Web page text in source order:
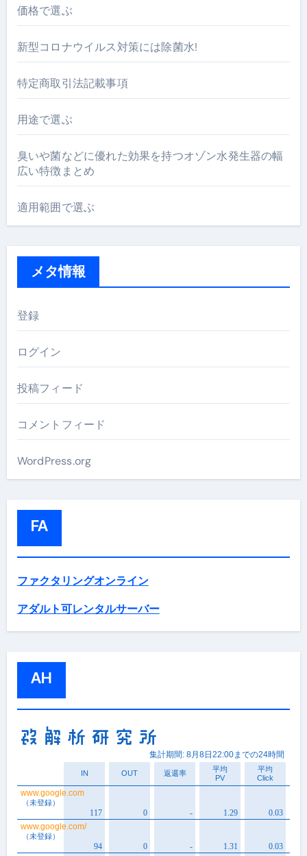
価格で選ぶ
新型コロナウイルス対策には除菌水!
特定商取引法記載事項
用途で選ぶ
臭いや菌などに優れた効果を持つオゾン水発生器の幅
広い特徴まとめ
適用範囲で選ぶ
メタ情報
登録
ログイン
投稿フィード
コメントフィード
WordPress.org
FA
ファクタリングオンライン
アダルト可レンタルサーバー
AH